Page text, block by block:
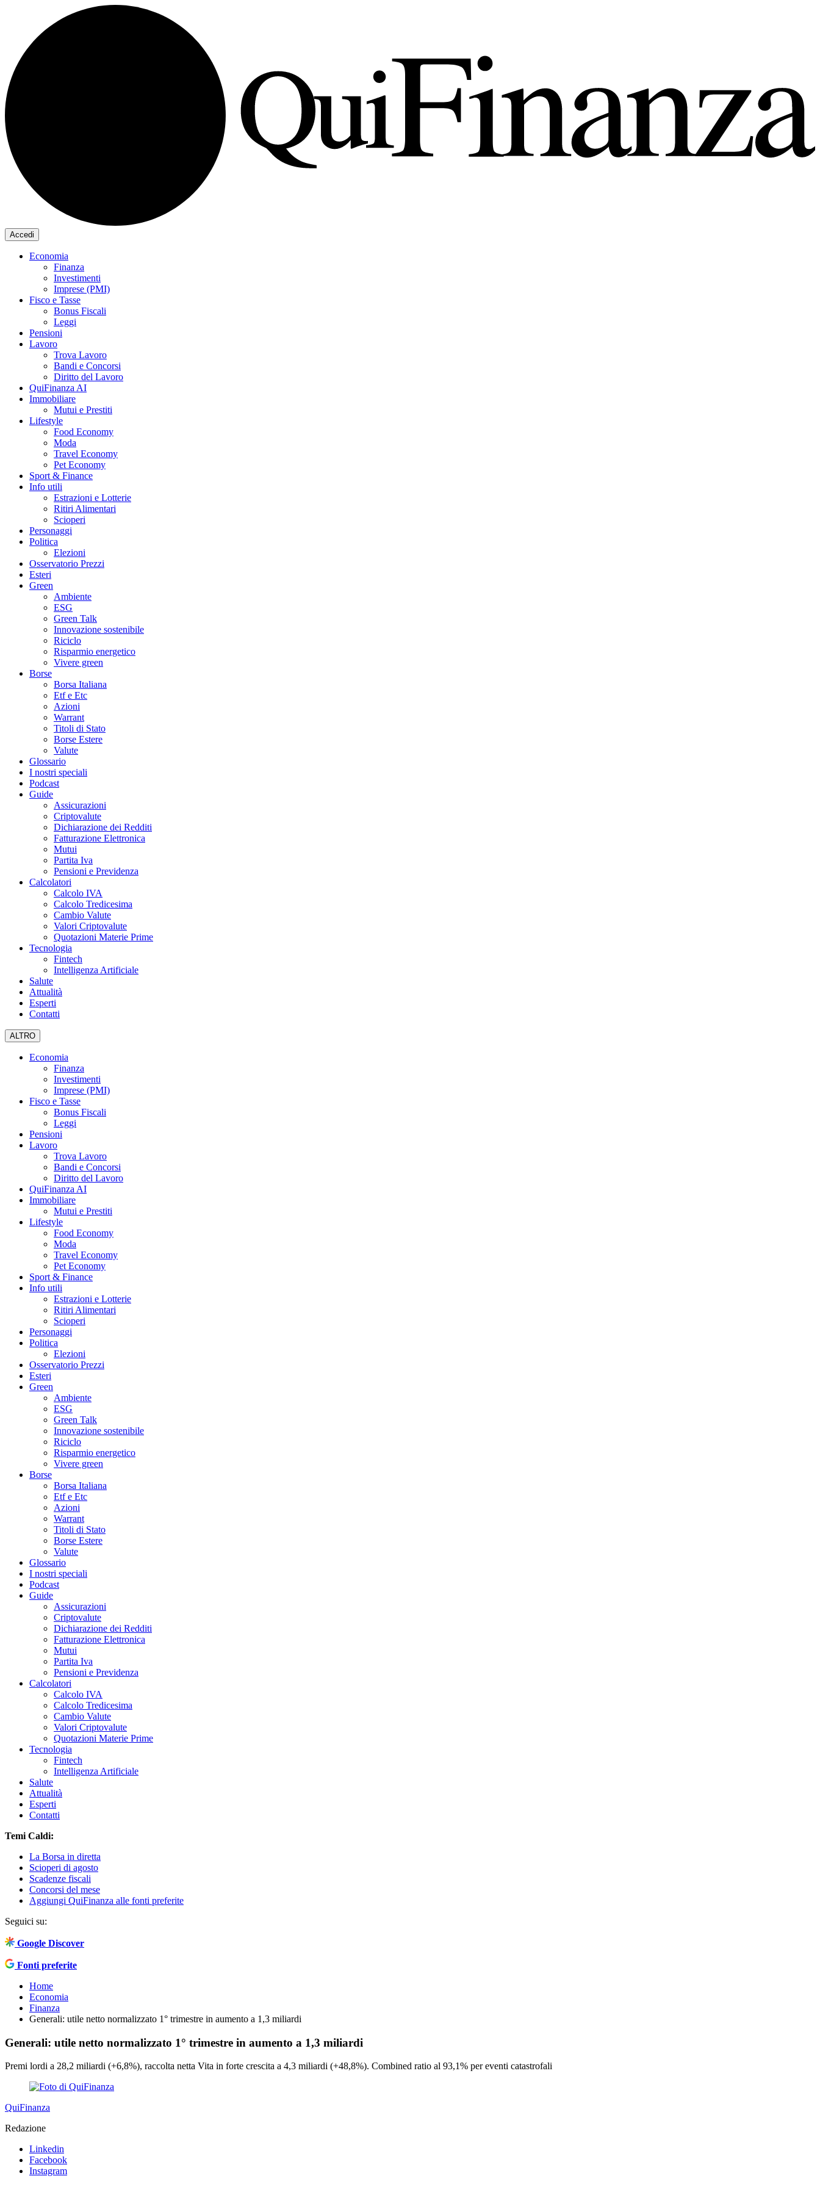
Accedi
Economia
Finanza
Investimenti
Imprese (PMI)
Fisco e Tasse
Bonus Fiscali
Leggi
Pensioni
Lavoro
Trova Lavoro
Bandi e Concorsi
Diritto del Lavoro
QuiFinanza AI
Immobiliare
Mutui e Prestiti
Lifestyle
Food Economy
Moda
Travel Economy
Pet Economy
Sport & Finance
Info utili
Estrazioni e Lotterie
Ritiri Alimentari
Scioperi
Personaggi
Politica
Elezioni
Osservatorio Prezzi
Esteri
Green
Ambiente
ESG
Green Talk
Innovazione sostenibile
Riciclo
Risparmio energetico
Vivere green
Borse
Borsa Italiana
Etf e Etc
Azioni
Warrant
Titoli di Stato
Borse Estere
Valute
Glossario
I nostri speciali
Podcast
Guide
Assicurazioni
Criptovalute
Dichiarazione dei Redditi
Fatturazione Elettronica
Mutui
Partita Iva
Pensioni e Previdenza
Calcolatori
Calcolo IVA
Calcolo Tredicesima
Cambio Valute
Valori Criptovalute
Quotazioni Materie Prime
Tecnologia
Fintech
Intelligenza Artificiale
Salute
Attualità
Esperti
Contatti
ALTRO
Economia
Finanza
Investimenti
Imprese (PMI)
Fisco e Tasse
Bonus Fiscali
Leggi
Pensioni
Lavoro
Trova Lavoro
Bandi e Concorsi
Diritto del Lavoro
QuiFinanza AI
Immobiliare
Mutui e Prestiti
Lifestyle
Food Economy
Moda
Travel Economy
Pet Economy
Sport & Finance
Info utili
Estrazioni e Lotterie
Ritiri Alimentari
Scioperi
Personaggi
Politica
Elezioni
Osservatorio Prezzi
Esteri
Green
Ambiente
ESG
Green Talk
Innovazione sostenibile
Riciclo
Risparmio energetico
Vivere green
Borse
Borsa Italiana
Etf e Etc
Azioni
Warrant
Titoli di Stato
Borse Estere
Valute
Glossario
I nostri speciali
Podcast
Guide
Assicurazioni
Criptovalute
Dichiarazione dei Redditi
Fatturazione Elettronica
Mutui
Partita Iva
Pensioni e Previdenza
Calcolatori
Calcolo IVA
Calcolo Tredicesima
Cambio Valute
Valori Criptovalute
Quotazioni Materie Prime
Tecnologia
Fintech
Intelligenza Artificiale
Salute
Attualità
Esperti
Contatti
Temi Caldi:
La Borsa in diretta
Scioperi di agosto
Scadenze fiscali
Concorsi del mese
Aggiungi QuiFinanza alle fonti preferite
Seguici su:
Google Discover
Fonti preferite
Home
Economia
Finanza
Generali: utile netto normalizzato 1° trimestre in aumento a 1,3 miliardi
Generali: utile netto normalizzato 1° trimestre in aumento a 1,3 miliardi
Premi lordi a 28,2 miliardi (+6,8%), raccolta netta Vita in forte crescita a 4,3 miliardi (+48,8%). Combined ratio al 93,1% per eventi catastrofali
QuiFinanza
Redazione
Linkedin
Facebook
Instagram